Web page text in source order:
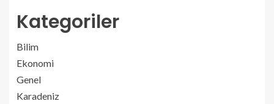
Kategoriler
Bilim
Ekonomi
Genel
Karadeniz